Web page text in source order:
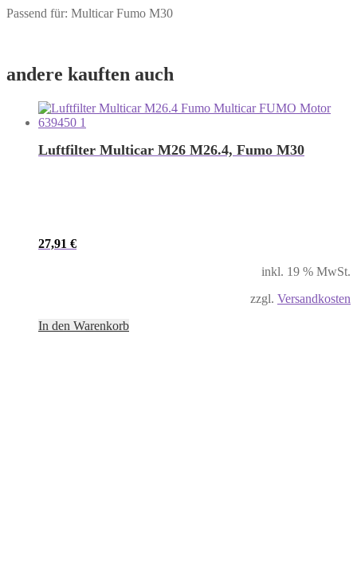
Passend für: Multicar Fumo M30
andere kauften auch
Luftfilter Multicar M26 M26.4, Fumo M30
27,91 €
inkl. 19 % MwSt.
zzgl. Versandkosten
In den Warenkorb